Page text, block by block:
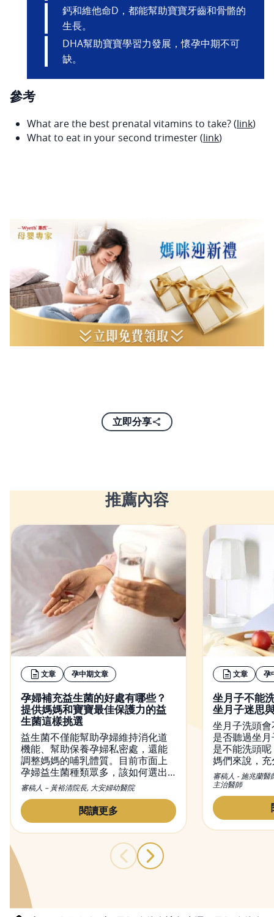
鈣和維他命D，都能幫助寶寶牙齒和骨骼的
生長。
DHA幫助寶寶學習力發展，懷孕中期不可
缺。
參考
What are the best prenatal vitamins to take? (link)
What to eat in your second trimester (link)
立即分享
推薦內容
文章 孕中期文章
孕婦補充益生菌的好處有哪些？
提供媽媽和寶寶最佳保護力的益
生菌這樣挑選
益生菌不僅能幫助孕婦維持消化道
機能、幫助保養孕婦私密處，還能
調整媽媽的哺乳體質。目前市面上
孕婦益生菌種類眾多，該如何選出
適合的益生菌？又該何時吃益生
菌？本文將會介紹益生菌對孕婦的
功效，吃益生菌正確的方法及時
間，並提供挑益生菌的小撇步。
審稿人 – 黃裕清院長, 大安婦幼醫院
閱讀更多
文章 孕
坐月子不能
坐月子迷思
坐月子洗頭
是否聽過坐
是不能洗頭
媽們來說，
不可或缺的
觀念，便是
內好好休息
變，觀念也
月子洗頭的
與禁忌，幫
審稿人 - 施兆蘭醫
主治醫師